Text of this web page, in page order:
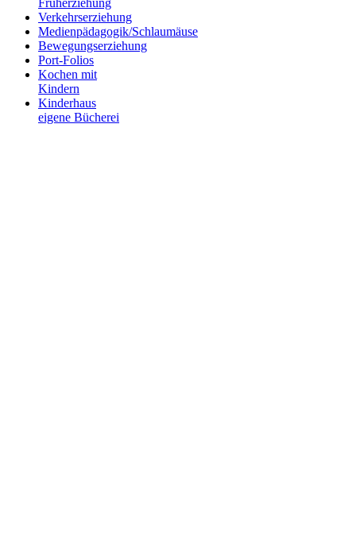
Früherziehung
Verkehrserziehung
Medienpädagogik/Schlaumäuse
Bewegungserziehung
Port-Folios
Kochen mit
Kindern
Kinderhaus
eigene Bücherei